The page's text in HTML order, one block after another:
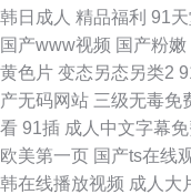
韩日成人 精品福利 91
国产www视频 国产粉嫩
黄色片 变态另态另类2
产无码网站 三级无毒免
看 91插 成人中文字幕
欧美第一页 国产ts在线
韩在线播放视频 成人大